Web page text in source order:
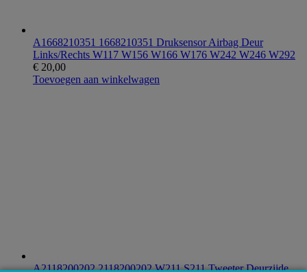
A1668210351 1668210351 Druksensor Airbag Deur
Links/Rechts W117 W156 W166 W176 W242 W246 W292
€ 20,00
Toevoegen aan winkelwagen
A2118200202 2118200202 W211 S211 Tweeter Deurzijde